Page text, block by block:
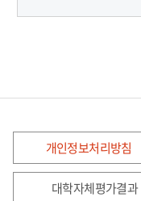
개인정보처리방침
대학자체평가결과